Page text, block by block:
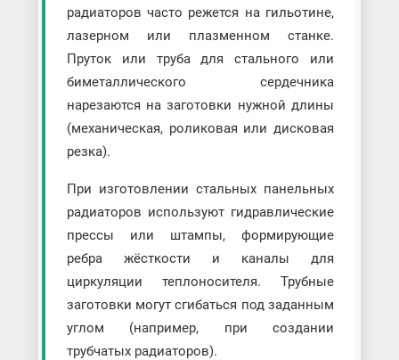
радиаторов часто режется на гильотине,
лазерном или плазменном станке.
Пруток или труба для стального или
биметаллического сердечника
нарезаются на заготовки нужной длины
(механическая, роликовая или дисковая
резка).
При изготовлении стальных панельных
радиаторов используют гидравлические
прессы или штампы, формирующие
ребра жёсткости и каналы для
циркуляции теплоносителя. Трубные
заготовки могут сгибаться под заданным
углом (например, при создании
трубчатых радиаторов).